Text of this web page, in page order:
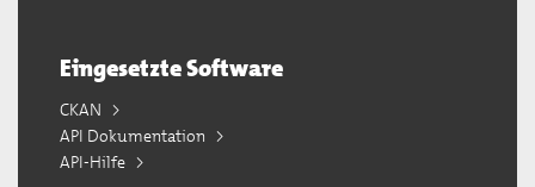
Eingesetzte Software
CKAN
API Dokumentation
API-Hilfe